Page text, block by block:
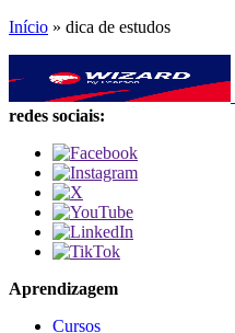
Início » dica de estudos
redes sociais:
Aprendizagem
Cursos